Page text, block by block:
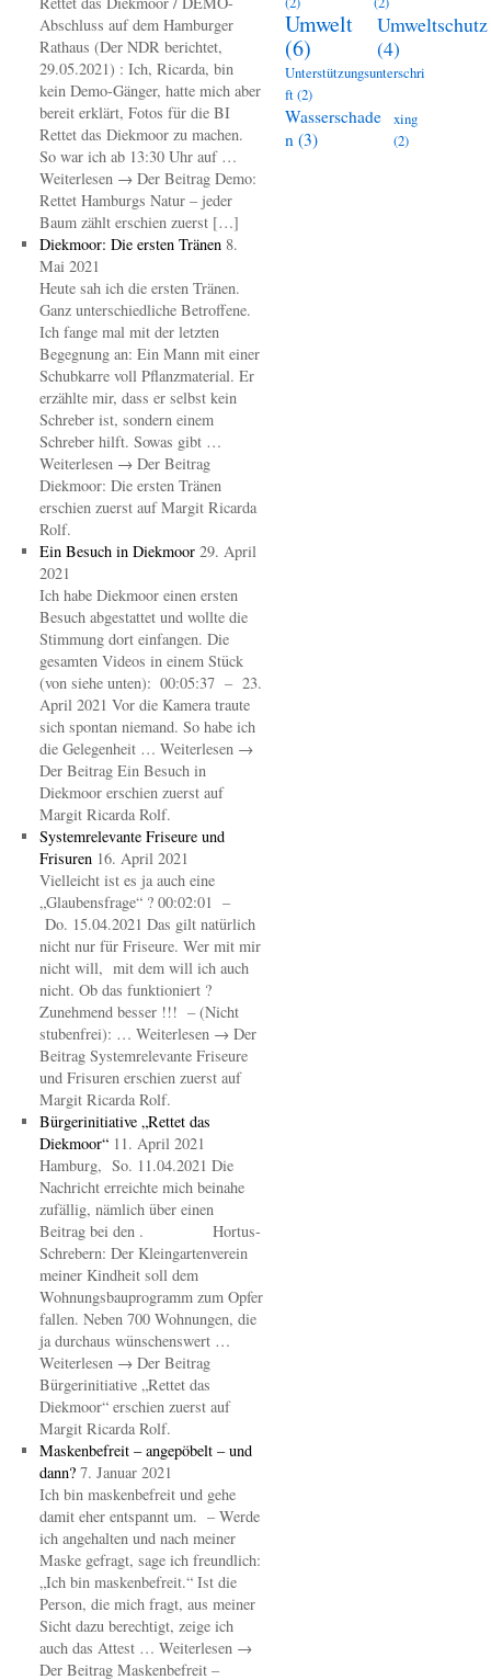
Abschluss auf dem Hamburger
Rathaus (Der NDR berichtet,
29.05.2021) : Ich, Ricarda, bin
kein Demo-Gänger, hatte mich aber
bereit erklärt, Fotos für die BI
Rettet das Diekmoor zu machen.
So war ich ab 13:30 Uhr auf …
Weiterlesen → Der Beitrag Demo:
Rettet Hamburgs Natur – jeder
Baum zählt erschien zuerst […]
Diekmoor: Die ersten Tränen 8.
Mai 2021
Heute sah ich die ersten Tränen.
Ganz unterschiedliche Betroffene.
Ich fange mal mit der letzten
Begegnung an: Ein Mann mit einer
Schubkarre voll Pflanzmaterial. Er
erzählte mir, dass er selbst kein
Schreber ist, sondern einem
Schreber hilft. Sowas gibt …
Weiterlesen → Der Beitrag
Diekmoor: Die ersten Tränen
erschien zuerst auf Margit Ricarda
Rolf.
Ein Besuch in Diekmoor 29. April
2021
Ich habe Diekmoor einen ersten
Besuch abgestattet und wollte die
Stimmung dort einfangen. Die
gesamten Videos in einem Stück
(von siehe unten): 00:05:37 – 23.
April 2021 Vor die Kamera traute
sich spontan niemand. So habe ich
die Gelegenheit … Weiterlesen →
Der Beitrag Ein Besuch in
Diekmoor erschien zuerst auf
Margit Ricarda Rolf.
Systemrelevante Friseure und
Frisuren 16. April 2021
Vielleicht ist es ja auch eine
„Glaubensfrage“ ? 00:02:01 –
Do. 15.04.2021 Das gilt natürlich
nicht nur für Friseure. Wer mit mir
nicht will, mit dem will ich auch
nicht. Ob das funktioniert ?
Zunehmend besser !!! – (Nicht
stubenfrei): … Weiterlesen → Der
Beitrag Systemrelevante Friseure
und Frisuren erschien zuerst auf
Margit Ricarda Rolf.
Bürgerinitiative „Rettet das
Diekmoor“ 11. April 2021
Hamburg, So. 11.04.2021 Die
Nachricht erreichte mich beinahe
zufällig, nämlich über einen
Beitrag bei den . Hortus-
Schrebern: Der Kleingartenverein
meiner Kindheit soll dem
Wohnungsbauprogramm zum Opfer
fallen. Neben 700 Wohnungen, die
ja durchaus wünschenswert …
Weiterlesen → Der Beitrag
Bürgerinitiative „Rettet das
Diekmoor“ erschien zuerst auf
Margit Ricarda Rolf.
Maskenbefreit – angepöbelt – und
dann? 7. Januar 2021
Ich bin maskenbefreit und gehe
damit eher entspannt um. – Werde
ich angehalten und nach meiner
Maske gefragt, sage ich freundlich:
„Ich bin maskenbefreit.“ Ist die
Person, die mich fragt, aus meiner
Sicht dazu berechtigt, zeige ich
auch das Attest … Weiterlesen →
Der Beitrag Maskenbefreit –
Umwelt
(6)
Umweltschutz
(4)
Unterstützungsunterschri
ft(2)
Wasserschade
n (3)
xing
(2)